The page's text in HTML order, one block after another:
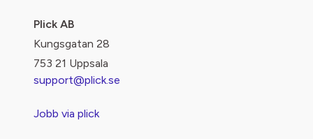
Plick AB
Kungsgatan 28
753 21 Uppsala
support@plick.se
Jobb via plick